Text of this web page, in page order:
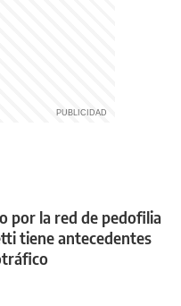
por la red de pedofilia
tiene antecedentes